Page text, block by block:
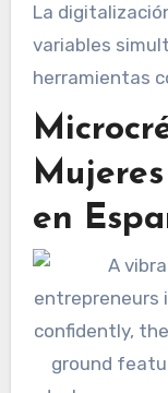
La
variables
herramientas
en